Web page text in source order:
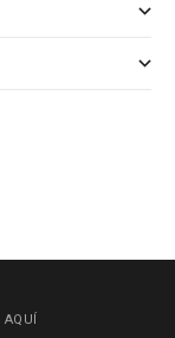
AQUÍ